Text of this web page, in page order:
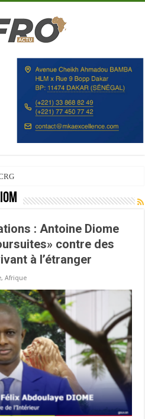
: Antoine Diome
contre des
à l’étranger
,Afrique